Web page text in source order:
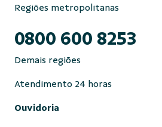
Regiões metropolitanas
0800 600 8253
Demais regiões
Atendimento 24 horas
Ouvidoria